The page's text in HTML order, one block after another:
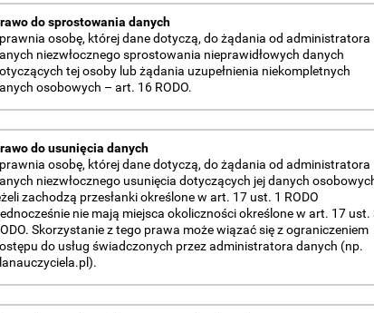
do sprostowania danych
osobę, której dane dotyczą, do żądania od administratora
niezwłocznego sprostowania nieprawidłowych danych
tej osoby lub żądania uzupełnienia niekompletnych
osobowych – art. 16 RODO.
do usunięcia danych
osobę, której dane dotyczą, do żądania od administratora
niezwłocznego usunięcia dotyczących jej danych
zachodzą przesłanki określone w art. 17 ust. 1 RODO
nie mają miejsca okoliczności określone w art. 17 ust.
Skorzystanie z tego prawa może wiązać się z ograniczeniem
do usług świadczonych przez administratora danych (np.